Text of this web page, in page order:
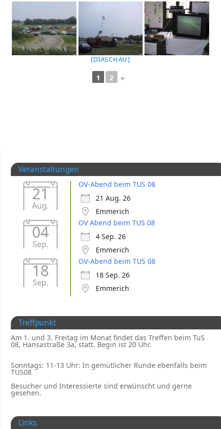
[DIASCHAU]
1 2 ►
Veranstaltungen
21
Aug.
OV-Abend beim TUS 08
21 Aug. 26
Emmerich
04
Sep.
OV Abend beim TUS 08
4 Sep. 26
Emmerich
18
Sep.
OV-Abend beim TUS 08
18 Sep. 26
Emmerich
Treffpunkt
Am 1. und 3. Freitag im Monat findet das Treffen beim TuS
08, Hansastraße 3a, statt. Begin ist 20 Uhr.
Sonntags: 11-13 Uhr: In gemütlicher Runde ebenfalls beim
TUS08
Besucher und Interessierte sind erwünscht und gerne
gesehen.
Links